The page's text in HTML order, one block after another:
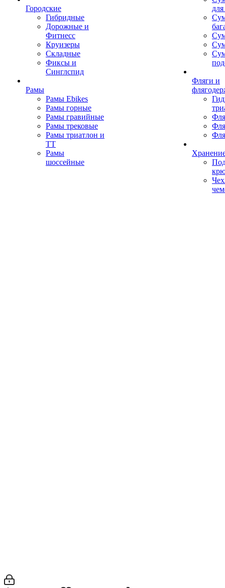
Городские
Гибридные
Дорожные и
Фитнесс
Круизеры
Складные
Фиксы и
Синглспид
Рамы
Рамы Ebikes
Рамы горные
Рамы гравийные
Рамы трековые
Рамы триатлон и
ТТ
Рамы
шоссейные
Фляги и